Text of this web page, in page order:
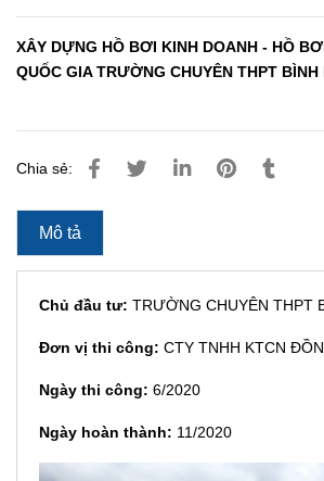
XÂY DỰNG HỒ BƠI KINH DOANH - HỒ
QUỐC GIA TRƯỜNG CHUYÊN THPT BÌNH
Chia sẻ:
Mô tả
Chủ đầu tư: TRƯỜNG CHUYÊN THPT
Đơn vị thi công: CTY TNHH KTCN
Ngày thi công: 6/2020
Ngày hoàn thành: 11/2020